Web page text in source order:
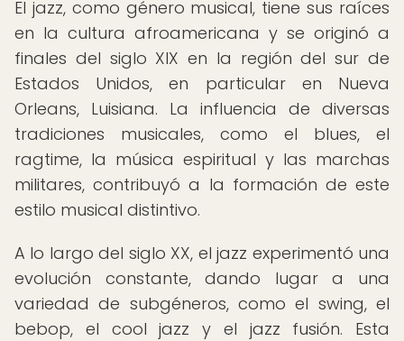
El jazz, como género musical, tiene sus raíces
en la cultura afroamericana y se originó a
finales del siglo XIX en la región del sur de
Estados Unidos, en particular en Nueva
Orleans, Luisiana. La influencia de diversas
tradiciones musicales, como el blues, el
ragtime, la música espiritual y las marchas
militares, contribuyó a la formación de este
estilo musical distintivo.
A lo largo del siglo XX, el jazz experimentó una
evolución constante, dando lugar a una
variedad de subgéneros, como el swing, el
bebop, el cool jazz y el jazz fusión. Esta